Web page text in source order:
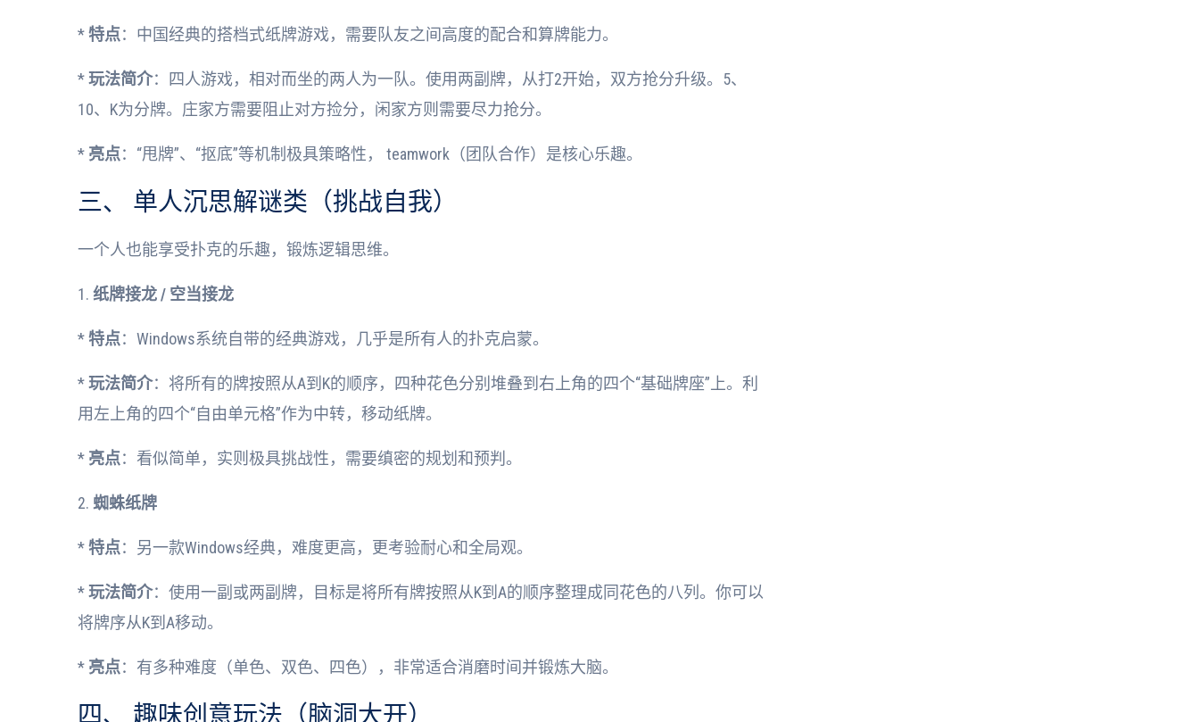
*特点：中国经典的搭档式纸牌游戏，需要队友之间高度的配合和算牌能力。
*玩法简介：四人游戏，相对而坐的两人为一队。使用两副牌，从打2开始，双方抢分升级。5、
10、K为分牌。庄家方需要阻止对方捡分，闲家方则需要尽力抢分。
* 亮点：“甩牌”、“抠底”等机制极具策略性， teamwork（团队合作）是核心乐趣。
三、 单人沉思解谜类（挑战自我）
一个人也能享受扑克的乐趣，锻炼逻辑思维。
1. 纸牌接龙 / 空当接龙
*特点：Windows系统自带的经典游戏，几乎是所有人的扑克启蒙。
*玩法简介：将所有的牌按照从A到K的顺序，四种花色分别堆叠到右上角的四个“基础牌座”上。利
用左上角的四个“自由单元格”作为中转，移动纸牌。
* 亮点：看似简单，实则极具挑战性，需要缜密的规划和预判。
2. 蜘蛛纸牌
*特点：另一款Windows经典，难度更高，更考验耐心和全局观。
*玩法简介：使用一副或两副牌，目标是将所有牌按照从K到A的顺序整理成同花色的八列。你可以
将牌序从K到A移动。
* 亮点：有多种难度（单色、双色、四色），非常适合消磨时间并锻炼大脑。
四、 趣味创意玩法（脑洞大开）